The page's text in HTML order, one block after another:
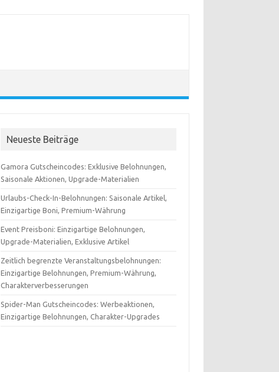
Neueste Beiträge
Gamora Gutscheincodes: Exklusive Belohnungen,
Saisonale Aktionen, Upgrade-Materialien
Urlaubs-Check-In-Belohnungen: Saisonale Artikel,
Einzigartige Boni, Premium-Währung
Event Preisboni: Einzigartige Belohnungen,
Upgrade-Materialien, Exklusive Artikel
Zeitlich begrenzte Veranstaltungsbelohnungen:
Einzigartige Belohnungen, Premium-Währung,
Charakterverbesserungen
Spider-Man Gutscheincodes: Werbeaktionen,
Einzigartige Belohnungen, Charakter-Upgrades